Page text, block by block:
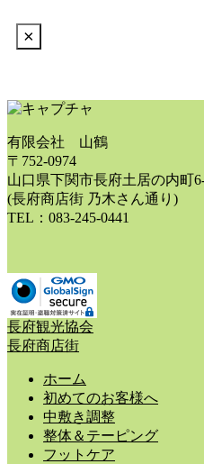
×
to
this
fixed
display
element
ン
リ
ン
ク
有限会社 山鶴
〒752-0974
山口県下関市長府土居の内町
(長府商店街 乃木さん通り)
TEL：083-245-0441
長府観光協会
長府商店街
ホーム
初めてのお客様へ
中敷き調整
整体＆テーピング
フットケア